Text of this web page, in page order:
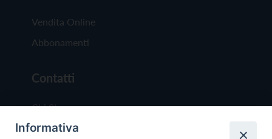
Vendita Online
Abbonamenti
Contatti
Chi Siamo
Redazione
Informativa